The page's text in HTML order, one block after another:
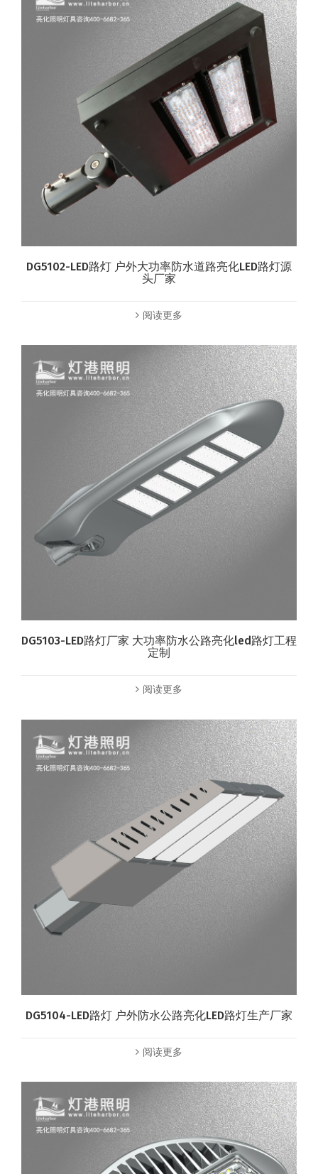
DG5102-LED路灯 户外大功率防水道路亮化LED路灯源
头厂家
阅读更多
DG5103-LED路灯厂家 大功率防水公路亮化led路灯工程
定制
阅读更多
DG5104-LED路灯 户外防水公路亮化LED路灯生产厂家
阅读更多